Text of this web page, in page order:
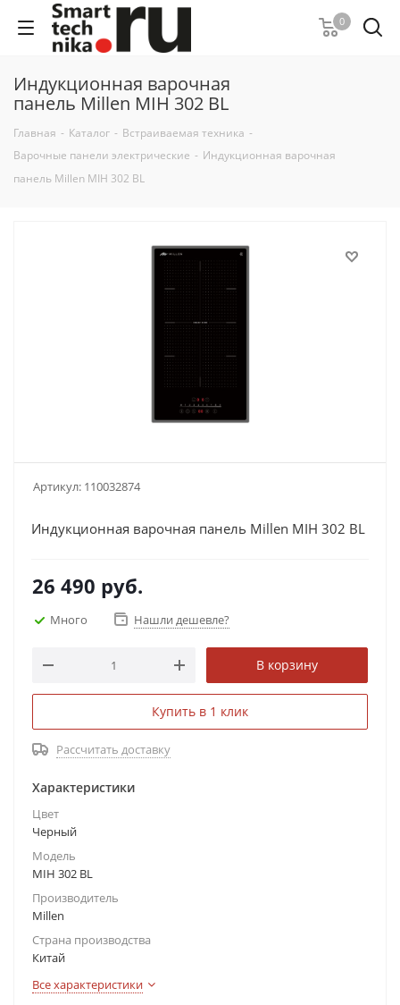
0
Индукционная варочная
панель Millen MIH 302 BL
Главная - Каталог - Встраиваемая техника -
Варочные панели электрические - Индукционная варочная
панель Millen MIH 302 BL
Артикул: 110032874
Индукционная варочная панель Millen MIH 302 BL
26 490 руб.
Много Нашли дешевле?
В корзину
Купить в 1 клик
Рассчитать доставку
Характеристики
Цвет
Черный
Модель
MIH 302 BL
Производитель
Millen
Страна производства
Китай
Все характеристики